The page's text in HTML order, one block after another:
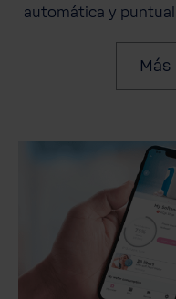
automática y